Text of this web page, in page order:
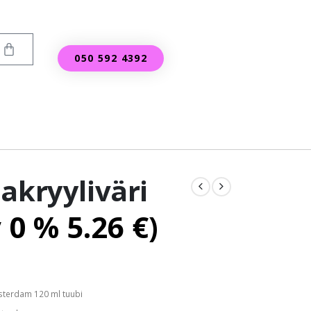
050 592 4392
akryyliväri
% 5.26 €)
120 ml tuubi